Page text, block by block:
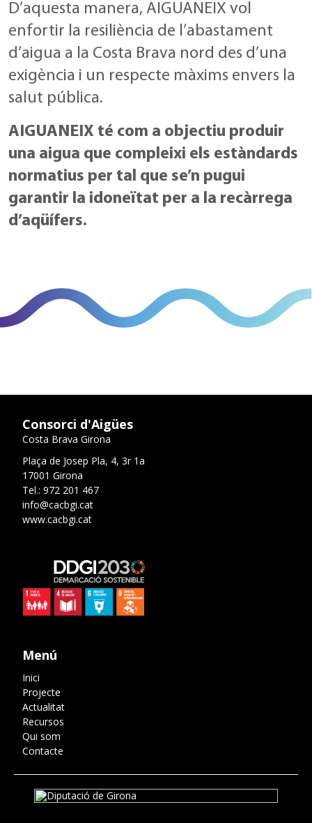
D’aquesta manera, AIGUANEIX vol
enfortir la resiliència de l’abastament
d’aigua a la Costa Brava nord des d’una
exigència i un respecte màxims envers la
salut pública.
AIGUANEIX té com a objectiu produir
una aigua que compleixi els estàndards
normatius per tal que se’n pugui
garantir la idoneïtat per a la recàrrega
d’aqüífers.
Consorci d'Aigües
Costa Brava Girona
Plaça de Josep Pla, 4, 3r 1a
17001 Girona
Tel.: 972 201 467
info@cacbgi.cat
www.cacbgi.cat
Menú
Inici
Projecte
Actualitat
Recursos
Qui som
Contacte